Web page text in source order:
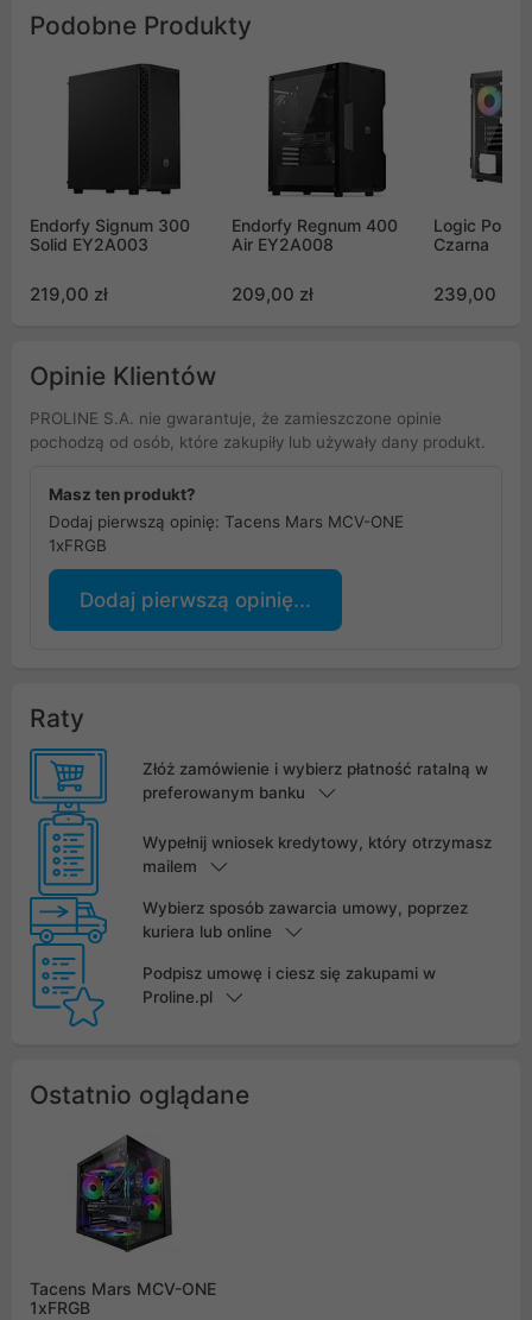
Podobne Produkty
Endorfy Signum 300
Solid EY2A003
219,00 zł
Endorfy Regnum 400
Air EY2A008
209,00 zł
Logic
Czarna
239,00 zł
Opinie Klientów
PROLINE S.A. nie gwarantuje, że zamieszczone opinie
pochodzą od osób, które zakupiły lub używały dany produkt.
Masz ten produkt?
Dodaj pierwszą opinię: Tacens Mars MCV-ONE
1xFRGB
Dodaj pierwszą opinię...
Raty
Złóż zamówienie i wybierz płatność ratalną w
preferowanym banku
Wypełnij wniosek kredytowy, który otrzymasz
mailem
Wybierz sposób zawarcia umowy, poprzez
kuriera lub online
Podpisz umowę i ciesz się zakupami w
Proline.pl
Ostatnio oglądane
Tacens Mars MCV-ONE
1xFRGB